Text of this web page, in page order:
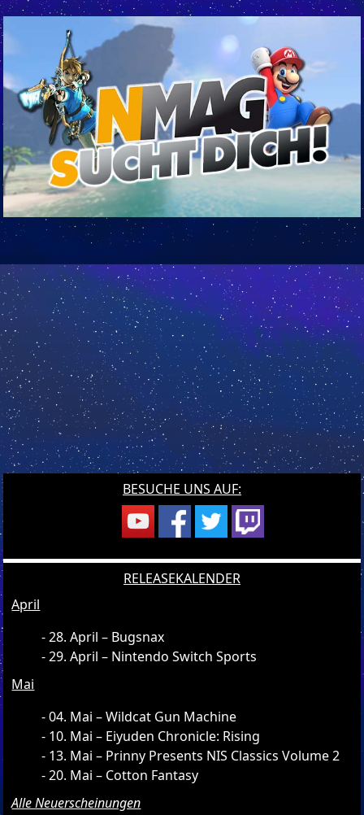
BESUCHE UNS AUF:
RELEASEKALENDER
April
28. April – Bugsnax
29. April – Nintendo Switch Sports
Mai
04. Mai – Wildcat Gun Machine
10. Mai – Eiyuden Chronicle: Rising
13. Mai – Prinny Presents NIS Classics Volume 2
20. Mai – Cotton Fantasy
Alle Neuerscheinungen